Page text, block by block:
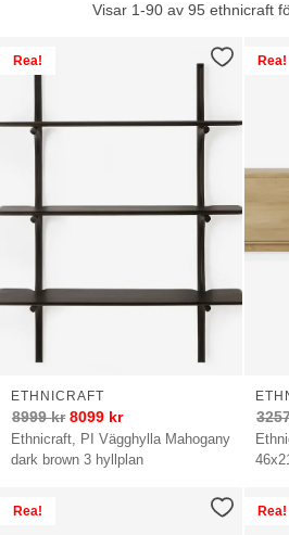
Visar 1-90 av 95 ethnicraft
Rea!
Ethnicraft, PI Vägghylla Mahogany
dark brown 3 hyllplan
ETHNICRAFT
8999kr 8099 kr
Rea!
Rea! Rea!